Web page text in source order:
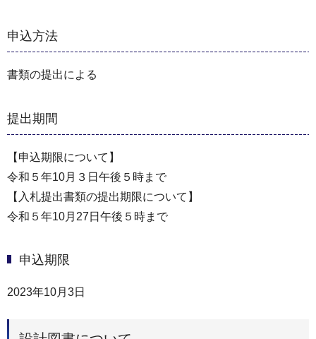
申込方法
書類の提出による
提出期間
【申込期限について】
令和５年10月３日午後５時まで
【入札提出書類の提出期限について】
令和５年10月27日午後５時まで
申込期限
2023年10月3日